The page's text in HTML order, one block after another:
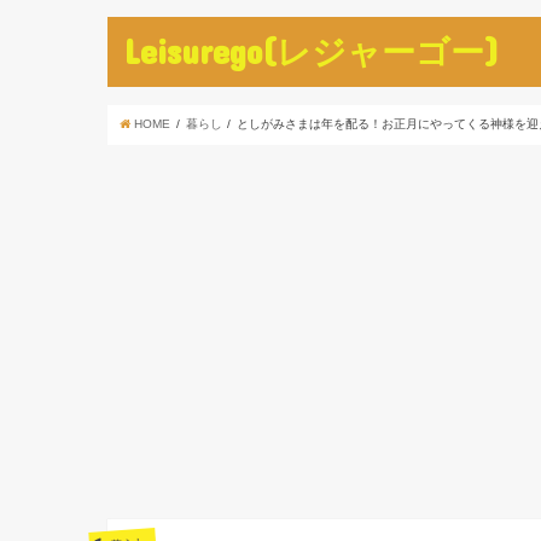
Leisurego(レジャーゴー)
HOME 暮らし としがみさまは年を配る！お正月にやってくる神様を